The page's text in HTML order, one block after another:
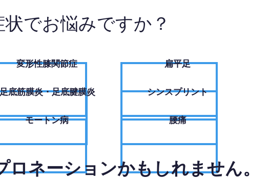
状でお悩みですか？
変形性膝関節症
足底筋膜炎・足底腱膜炎
モートン病
扁平足
シンスプリント
腰痛
ロネーションかもしれません。